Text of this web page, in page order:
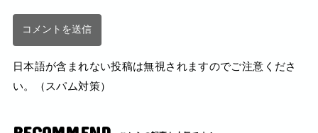
日本語が含まれない投稿は無視されますのでご注意くださ
い。（スパム対策）